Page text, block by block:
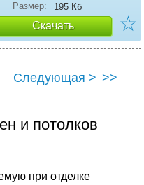
Размер:
195 Кб
Скачать ☆
Следующая > >>
и потолков
при отделке